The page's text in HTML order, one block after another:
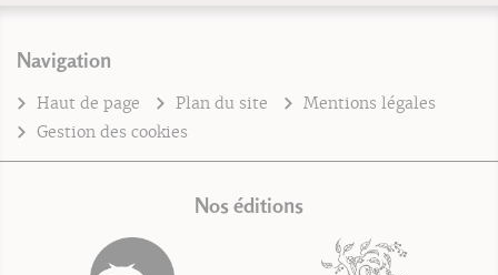
Navigation
Haut de page Plan du site
Mentions légales
Gestion des cookies
Nos éditions